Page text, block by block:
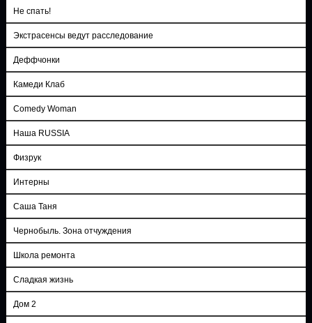
Не спать!
Экстрасенсы ведут расследование
Деффчонки
Камеди Клаб
Comedy Woman
Наша RUSSIA
Физрук
Интерны
Саша Таня
Чернобыль. Зона отчуждения
Школа ремонта
Сладкая жизнь
Дом 2